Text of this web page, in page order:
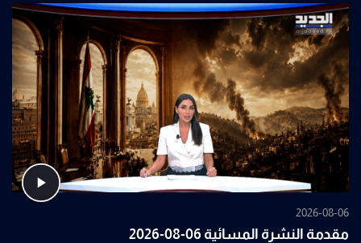
2026-08-06
مقدمة النشرة المسائية 06-08-2026